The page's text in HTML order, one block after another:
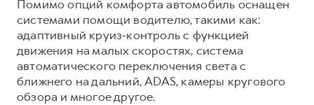
Помимо опций комфорта автомобиль оснащен
системами помощи водителю, такими как:
адаптивный круиз-контроль с функцией
движения на малых скоростях, система
автоматического переключения света с
ближнего на дальний, ADAS, камеры кругового
обзора и многое другое.